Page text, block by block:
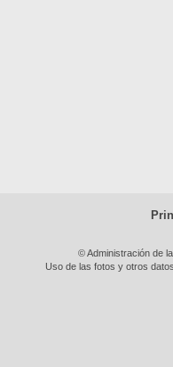
© Administración de
Uso de las fotos y otros